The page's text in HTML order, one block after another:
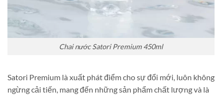
Chai nước Satori Premium 450ml
Satori Premium là xuất phát điểm cho sự đổi mới, luôn không
ngừng cải tiến, mang đến những sản phẩm chất lượng và là